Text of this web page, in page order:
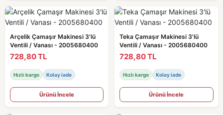
Arçelik Çamaşır Makinesi 3'lü
Ventili / Vanası - 2005680400
728,80 TL
Hızlı kargo Kolay iade
Ürünü İncele
Teka Çamaşır Makinesi 3'lü
Ventili / Vanası - 2005680400
728,80 TL
Hızlı kargo Kolay iade
Ürünü İncele